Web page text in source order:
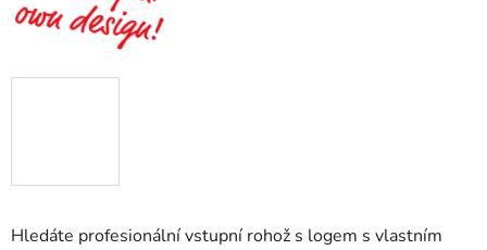
Hledáte profesionální vstupní rohož s logem s vlastním